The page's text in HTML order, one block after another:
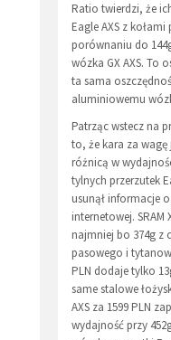
Ratio twierdzi, że
Eagle AXS z
porównaniu do
wózka GX AXS. To
ta sama
aluminiowemu
Patrząc wstecz na
to, że kara za
różnicą w
tylnych przerzutek
usunął informacje
internetowej. SRAM
najmniej bo 374g z
pasowego i
PLN dodaje tylko
same stalowe
AXS za 1599 PLN
wydajność przy